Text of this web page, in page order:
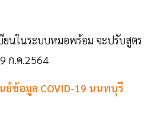
ยนในระบบหมอพร้อม จะปรับสูตร
ก.ค.2564
ย์ข้อมูล COVID-19 นนทบุรี